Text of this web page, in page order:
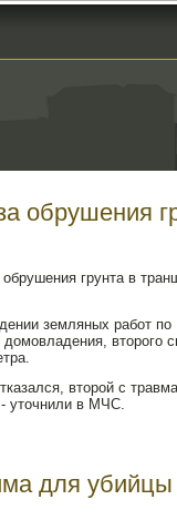
обрушения
грунта в
земляных работ по
второго
второй с
- уточнили в МЧС.
для убийцы